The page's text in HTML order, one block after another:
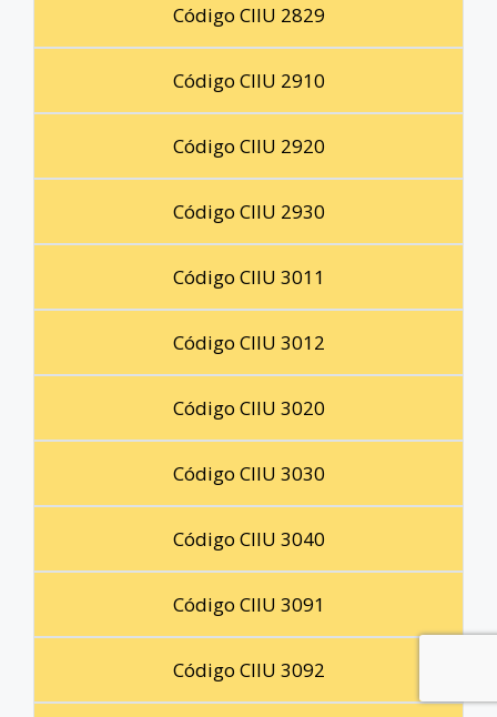
Código CIIU 2829
Código CIIU 2910
Código CIIU 2920
Código CIIU 2930
Código CIIU 3011
Código CIIU 3012
Código CIIU 3020
Código CIIU 3030
Código CIIU 3040
Código CIIU 3091
Código CIIU 3092